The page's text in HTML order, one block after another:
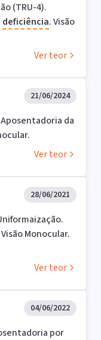
(TRU-4).
deficiência. Visão
Ver teor
21/06/2024
da
Ver teor
28/06/2021
Monocular.
Ver teor
04/06/2022
por